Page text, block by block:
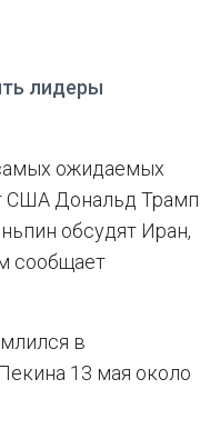
лидеры
ожидаемых
США Дональд Трамп
обсудят Иран,
сообщает
в
13 мая около